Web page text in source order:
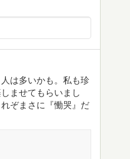
は多いかも。私も珍
ませてもらいまし
ぞまさに『慟哭』だ